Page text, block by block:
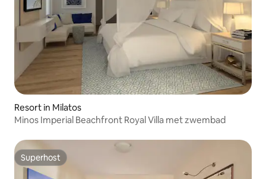
Resort in Milatos
Minos Imperial Beachfront Royal Villa met zwembad
Superhost
Superhost